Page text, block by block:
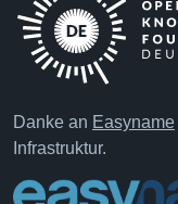
Danke an Easyname
Infrastruktur.